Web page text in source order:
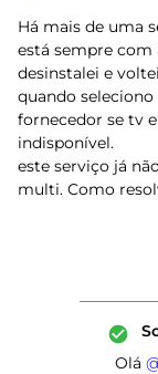
Há mais de uma
está sempre com
desinstalei e
quando seleciono
fornecedor se tv
indisponível.
este serviço já
multi. Como
Olá ​